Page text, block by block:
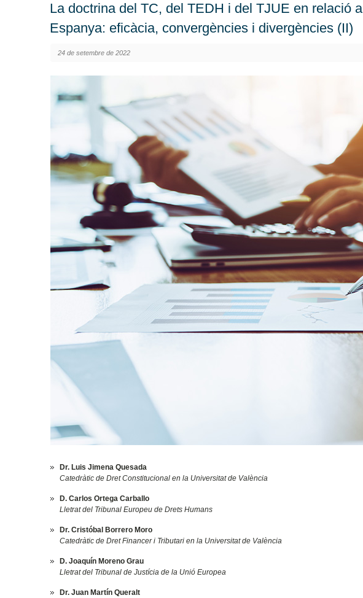
La doctrina del TC, del TEDH i del TJUE en relació
Espanya: eficàcia, convergències i divergències (II)
24 de setembre de 2022
Dr. Luis Jimena Quesada
Catedràtic de Dret Constitucional en la Universitat de València
D. Carlos Ortega Carballo
Lletrat del Tribunal Europeu de Drets Humans
Dr. Cristóbal Borrero Moro
Catedràtic de Dret Financer i Tributari en la Universitat de València
D. Joaquín Moreno Grau
Lletrat del Tribunal de Justícia de la Unió Europea
Dr. Juan Martín Queralt